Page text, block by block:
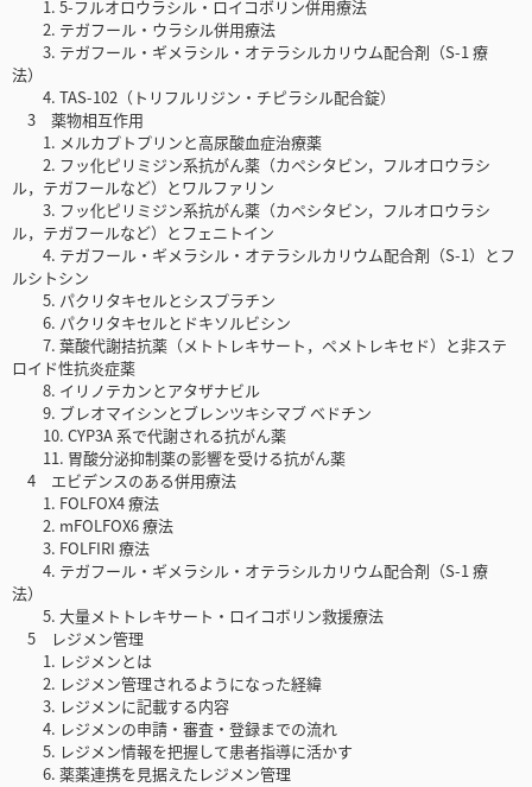
1. 5-フルオロウラシル・ロイコボリン併用療法
2. テガフール・ウラシル併用療法
3. テガフール・ギメラシル・オテラシルカリウム配合剤（S-1 療
法）
4. TAS-102（トリフルリジン・チピラシル配合錠）
3 薬物相互作用
1. メルカプトプリンと高尿酸血症治療薬
2. フッ化ピリミジン系抗がん薬（カペシタビン，フルオロウラシ
ル，テガフールなど）とワルファリン
3. フッ化ピリミジン系抗がん薬（カペシタビン，フルオロウラシ
ル，テガフールなど）とフェニトイン
4. テガフール・ギメラシル・オテラシルカリウム配合剤（S-1）とフ
ルシトシン
5. パクリタキセルとシスプラチン
6. パクリタキセルとドキソルビシン
7. 葉酸代謝拮抗薬（メトトレキサート，ペメトレキセド）と非ステ
ロイド性抗炎症薬
8. イリノテカンとアタザナビル
9. ブレオマイシンとブレンツキシマブ ベドチン
10. CYP3A 系で代謝される抗がん薬
11. 胃酸分泌抑制薬の影響を受ける抗がん薬
4 エビデンスのある併用療法
1. FOLFOX4 療法
2. mFOLFOX6 療法
3. FOLFIRI 療法
4. テガフール・ギメラシル・オテラシルカリウム配合剤（S-1 療
法）
5. 大量メトトレキサート・ロイコボリン救援療法
5 レジメン管理
1. レジメンとは
2. レジメン管理されるようになった経緯
3. レジメンに記載する内容
4. レジメンの申請・審査・登録までの流れ
5. レジメン情報を把握して患者指導に活かす
6. 薬薬連携を見据えたレジメン管理